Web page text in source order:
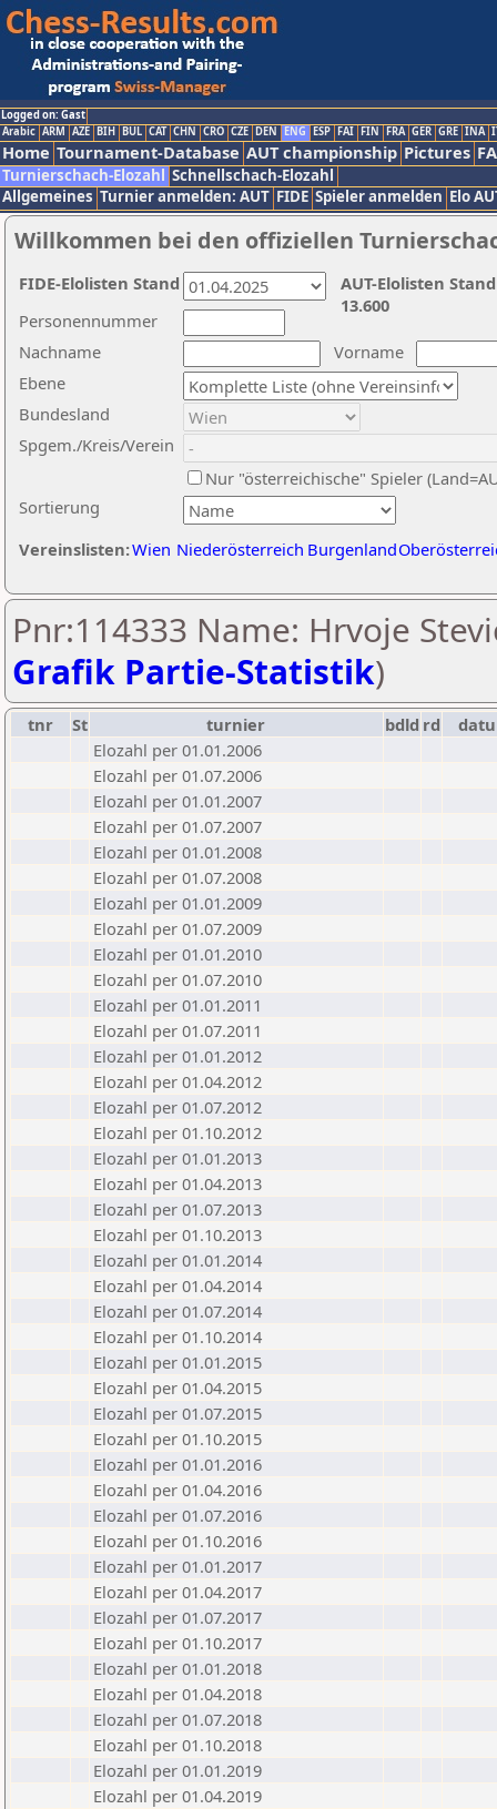
Logged on: Gast
Arabic ARM AZE BIH BUL CAT CHN CRO CZE DEN ENG ESP FAI FIN FRA GER GRE INA
Home Tournament-Database AUT championship Pictures
Turnierschach-Elozahl Schnellschach-Elozahl
Allgemeines Turnier anmelden: AUT FIDE Spieler anmelden Elo
Willkommen bei den offiziellen
Nachname
Vorname
Ebene
Sortierung
Personennummer
Bundesland
Spgem./Kreis/Verein
Nur "österreichische" Spieler
Vereinslisten:Wien Niederösterreich Burgenland
AUT-Elolisten
13.600
FIDE-Elolisten Stand
Pnr:114333 Name: Hrvoje
Grafik Partie-Statistik)
tnr St turnier bdld rd
Elozahl per 01.01.2006
Elozahl per 01.07.2006
Elozahl per 01.01.2007
Elozahl per 01.07.2007
Elozahl per 01.01.2008
Elozahl per 01.07.2008
Elozahl per 01.01.2009
Elozahl per 01.07.2009
Elozahl per 01.01.2010
Elozahl per 01.07.2010
Elozahl per 01.01.2011
Elozahl per 01.07.2011
Elozahl per 01.01.2012
Elozahl per 01.04.2012
Elozahl per 01.07.2012
Elozahl per 01.10.2012
Elozahl per 01.01.2013
Elozahl per 01.04.2013
Elozahl per 01.07.2013
Elozahl per 01.10.2013
Elozahl per 01.01.2014
Elozahl per 01.04.2014
Elozahl per 01.07.2014
Elozahl per 01.10.2014
Elozahl per 01.01.2015
Elozahl per 01.04.2015
Elozahl per 01.07.2015
Elozahl per 01.10.2015
Elozahl per 01.01.2016
Elozahl per 01.04.2016
Elozahl per 01.07.2016
Elozahl per 01.10.2016
Elozahl per 01.01.2017
Elozahl per 01.04.2017
Elozahl per 01.07.2017
Elozahl per 01.10.2017
Elozahl per 01.01.2018
Elozahl per 01.04.2018
Elozahl per 01.07.2018
Elozahl per 01.10.2018
Elozahl per 01.01.2019
Elozahl per 01.04.2019